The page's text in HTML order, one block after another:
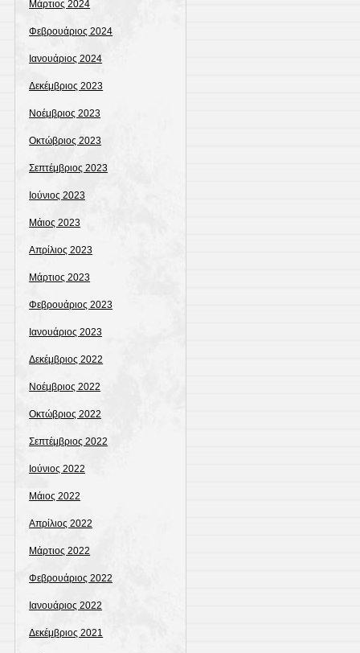
Μάρτιος 2024
Φεβρουάριος 2024
Ιανουάριος 2024
Δεκέμβριος 2023
Νοέμβριος 2023
Οκτώβριος 2023
Σεπτέμβριος 2023
Ιούνιος 2023
Μάιος 2023
Απρίλιος 2023
Μάρτιος 2023
Φεβρουάριος 2023
Ιανουάριος 2023
Δεκέμβριος 2022
Νοέμβριος 2022
Οκτώβριος 2022
Σεπτέμβριος 2022
Ιούνιος 2022
Μάιος 2022
Απρίλιος 2022
Μάρτιος 2022
Φεβρουάριος 2022
Ιανουάριος 2022
Δεκέμβριος 2021